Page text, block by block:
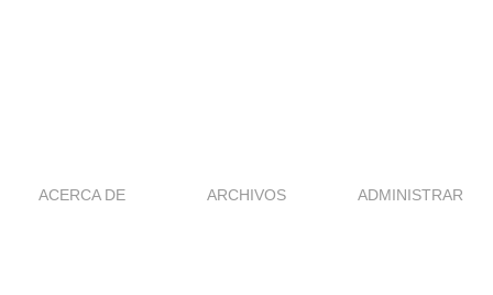
ACERCA DE ARCHIVOS ADMINISTRAR